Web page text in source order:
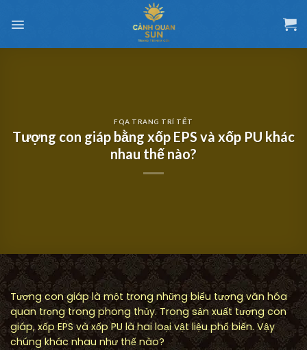
đến
dung
FQA TRANG TRÍ TẾT
Tượng con giáp bằng xốp EPS và xốp PU khác
nhau thế nào?
Tượng con giáp là một trong những biểu tượng văn hóa
quan trọng trong phong thủy. Trong sản xuất tượng con
giáp, xốp EPS và xốp PU là hai loại vật liệu phổ biến. Vậy
chúng khác nhau như thế nào?